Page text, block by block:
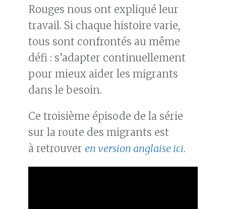
Rouges nous ont expliqué leur
travail. Si chaque histoire varie,
tous sont confrontés au même
défi : s’adapter continuellement
pour mieux aider les migrants
dans le besoin.
Ce troisième épisode de la série
sur la route des migrants est
à retrouver en version anglaise ici.